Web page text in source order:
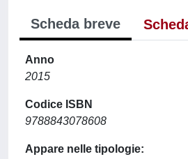
Scheda breve
Anno
2015
Codice ISBN
9788843078608
Appare nelle tipologie: